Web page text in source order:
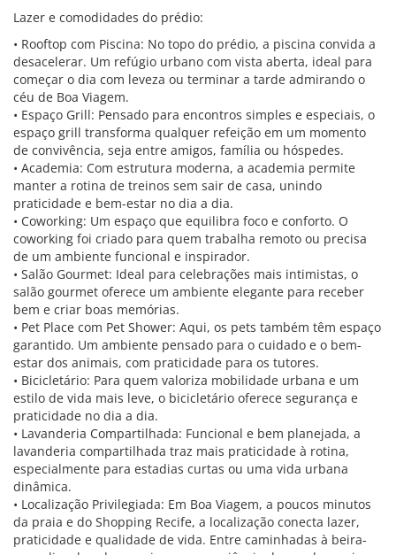
Lazer e comodidades do prédio:
• Rooftop com Piscina: No topo do prédio, a piscina convida a
desacelerar. Um refúgio urbano com vista aberta, ideal para
começar o dia com leveza ou terminar a tarde admirando o
céu de Boa Viagem.
• Espaço Grill: Pensado para encontros simples e especiais, o
espaço grill transforma qualquer refeição em um momento
de convivência, seja entre amigos, família ou hóspedes.
• Academia: Com estrutura moderna, a academia permite
manter a rotina de treinos sem sair de casa, unindo
praticidade e bem-estar no dia a dia.
• Coworking: Um espaço que equilibra foco e conforto. O
coworking foi criado para quem trabalha remoto ou precisa
de um ambiente funcional e inspirador.
• Salão Gourmet: Ideal para celebrações mais intimistas, o
salão gourmet oferece um ambiente elegante para receber
bem e criar boas memórias.
• Pet Place com Pet Shower: Aqui, os pets também têm espaço
garantido. Um ambiente pensado para o cuidado e o bem-
estar dos animais, com praticidade para os tutores.
• Bicicletário: Para quem valoriza mobilidade urbana e um
estilo de vida mais leve, o bicicletário oferece segurança e
praticidade no dia a dia.
• Lavanderia Compartilhada: Funcional e bem planejada, a
lavanderia compartilhada traz mais praticidade à rotina,
especialmente para estadias curtas ou uma vida urbana
dinâmica.
• Localização Privilegiada: Em Boa Viagem, a poucos minutos
da praia e do Shopping Recife, a localização conecta lazer,
praticidade e qualidade de vida. Entre caminhadas à beira-